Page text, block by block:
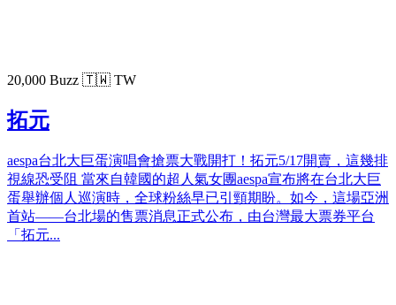
20,000 Buzz 🇹🇼 TW
拓元
aespa台北大巨蛋演唱會搶票大戰開打！拓元5/17開賣，這幾排
視線恐受阻 當來自韓國的超人氣女團aespa宣布將在台北大巨
蛋舉辦個人巡演時，全球粉絲早已引頸期盼。如今，這場亞洲
首站——台北場的售票消息正式公布，由台灣最大票券平台
「拓元...